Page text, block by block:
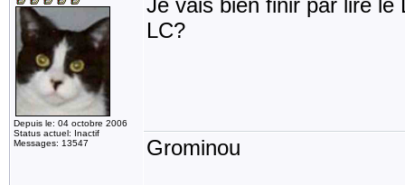
Depuis le: 04 octobre 2006
Status actuel: Inactif
Messages: 13547
Je vais bien finir par lire
LC?
Grominou